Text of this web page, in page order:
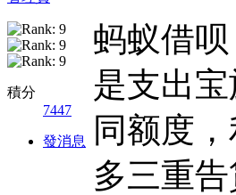
積分
7447
發消息
蚂蚁借
是支出
同额度
多三重告